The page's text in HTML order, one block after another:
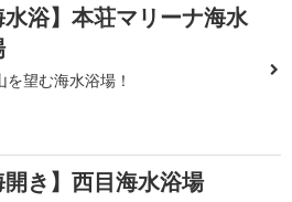
水浴】本荘マリーナ海水
を望む海水浴場！
開き】西目海水浴場